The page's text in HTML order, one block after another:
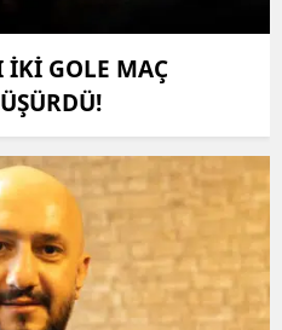
İKİ GOLE MAÇ